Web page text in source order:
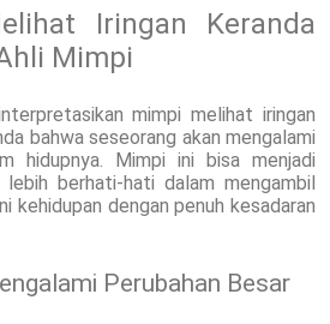
Iringan Keranda
Mimpi
mimpi melihat iringan
bahwa seseorang akan mengalami
hidupnya. Mimpi ini bisa menjadi
berhati-hati dalam mengambil
kehidupan dengan penuh kesadaran
Perubahan Besar